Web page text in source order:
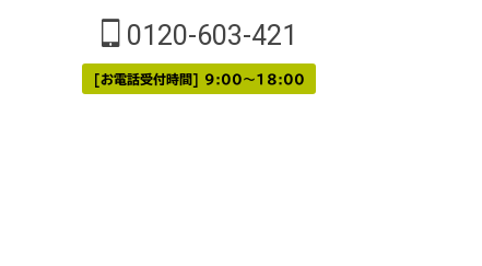
0120-603-421
[お電話受付時間] 9:00～18:00